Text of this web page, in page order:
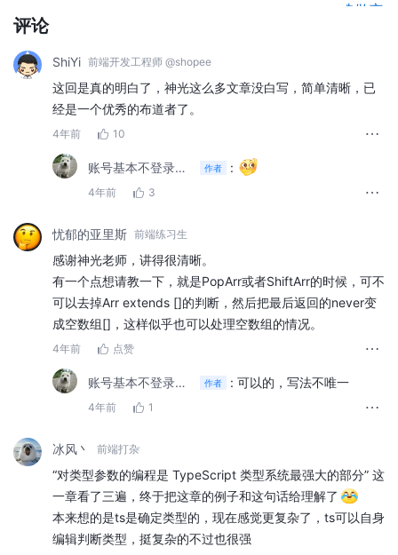
重新构造做变
换的案例合并
我相信，按照这样的路线学习，你一定能够彻底掌握
评论
ShiYi 前端开发工程师 @shopee
这回是真的明白了，神光这么多文章没白写，简单清晰，已
经是一个优秀的布道者了。
4年前 10
账号基本不登录可以加我微信
作者 :
4年前 3
忧郁的亚里斯 前端练习生
感谢神光老师，讲得很清晰。
有一个点想请教一下，就是PopArr或者ShiftArr的时候，可不
可以去掉Arr extends []的判断，然后把最后返回的never变
成空数组[]，这样似乎也可以处理空数组的情况。
4年前 点赞
账号基本不登录可以加我微信
作者 : 可以的，写法不唯一
4年前 1
冰风丶 前端打杂
“对类型参数的编程是 TypeScript 类型系统最强大的部分” 这
一章看了三遍，终于把这章的例子和这句话给理解了
本来想的是ts是确定类型的，现在感觉更复杂了，ts可以自身
编辑判断类型，挺复杂的不过也很强